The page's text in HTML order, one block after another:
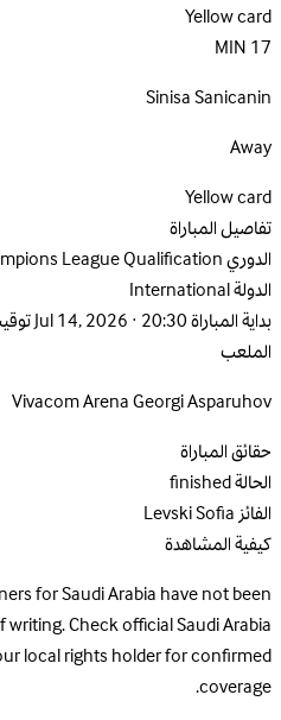
Yellow card
17
MIN
Sinisa Sanicanin
Away
Yellow card
تفاصيل المباراة
الدوريLeague Qualification
الدولةInternational
بداية المباراةJul 14, 2026 · 20:30 توقيت السعودية
الملعب
Vivacom Arena Georgi Asparuhov
حقائق المباراة
الحالةfinished
الفائزLevski Sofia
كيفية المشاهدة
for Saudi Arabia have not been
Check official Saudi Arabia
local rights holder for confirmed
coverage.